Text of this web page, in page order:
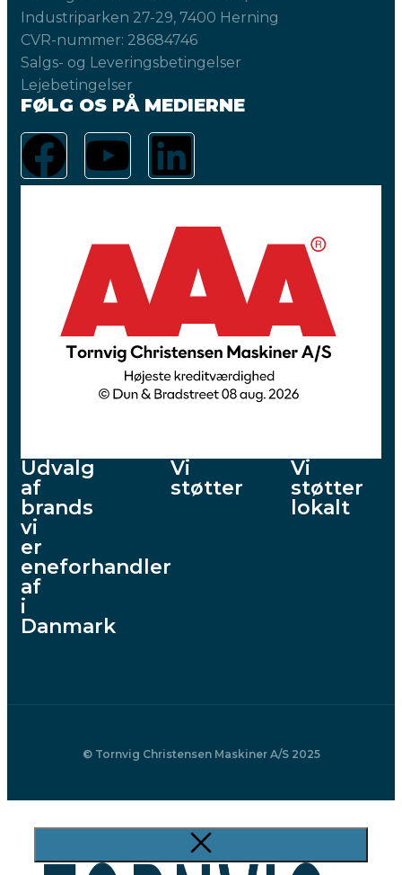
Industriparken 27-29, 7400 Herning
CVR-nummer: 28684746
Salgs- og Leveringsbetingelser
Lejebetingelser
FØLG OS PÅ MEDIERNE
Udvalg
af
brands
vi
er
eneforhandler
af
i
Danmark
Vi
støtter
Vi
støtter
lokalt
© Tornvig Christensen Maskiner A/S 2025